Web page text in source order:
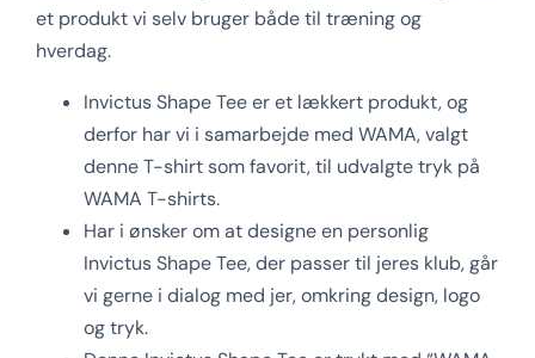
Login Klubaftale
et produkt vi selv bruger både til træning og
hverdag.
Invictus Shape Tee er et lækkert produkt, og
derfor har vi i samarbejde med WAMA, valgt
denne T-shirt som favorit, til udvalgte tryk på
WAMA T-shirts.
Har i ønsker om at designe en personlig
Invictus Shape Tee, der passer til jeres klub, går
vi gerne i dialog med jer, omkring design, logo
og tryk.